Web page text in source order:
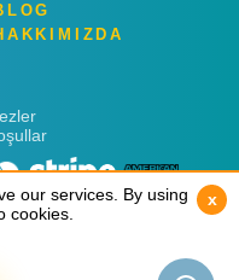
our services. By using
cookies.
x
our services. By using
cookies.
x